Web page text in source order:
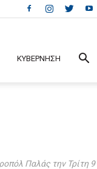
ΚΥΒΕΡΝΗΣΗ
Παλάς την Τρίτη 9